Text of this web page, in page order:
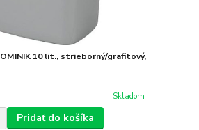
10 lit., strieborný/grafitový,
Skladom
Pridať do košíka